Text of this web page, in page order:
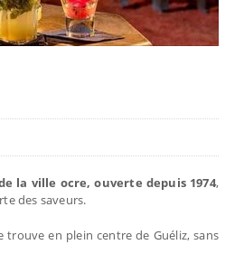
la ville ocre, ouverte depuis 1974,
des saveurs.
en plein centre de Guéliz, sans